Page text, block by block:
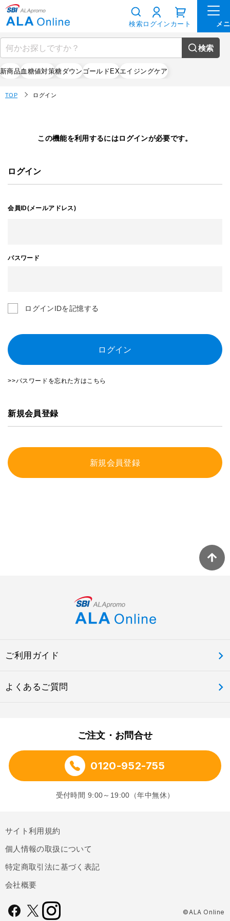
検索
新商品血糖値対策糖ダウンゴールドEXエイジングケア
検索ログイン カート
TOP ログイン
この機能を利用するにはログインが必要です。
ログイン
会員ID(メールアドレス)
パスワード
ログインIDを記憶する
ログイン
>>パスワードを忘れた方はこちら
新規会員登録
新規会員登録
ご利用ガイド
よくあるご質問
ご注文・お問合せ
0120-952-755
受付時間 9:00～19:00（年中無休）
サイト利用規約
個人情報の取扱について
特定商取引法に基づく表記
会社概要
©ALA Online